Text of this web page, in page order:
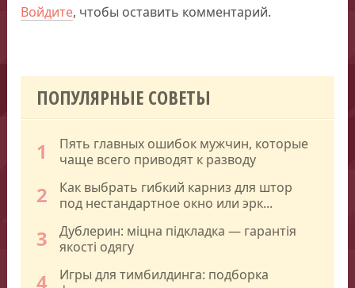
Войдите, чтобы оставить комментарий.
ПОПУЛЯРНЫЕ СОВЕТЫ
1
Пять главных ошибок мужчин, которые
чаще всего приводят к разводу
2
Как выбрать гибкий карниз для штор
под нестандартное окно или эрк...
3
Дублерин: міцна підкладка — гарантія
якості одягу
4
Игры для тимбилдинга: подборка